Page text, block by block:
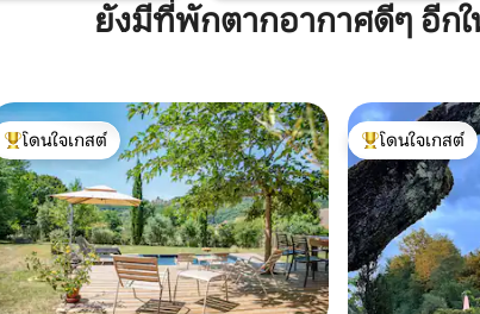
ยังมีที่พักตากอากาศดีๆ อีกใ
โดนใจเกสต์ที่สุด
โดนใจเกสต์
โดนใจเกสต์ที่สุด
โดนใจเกสต์